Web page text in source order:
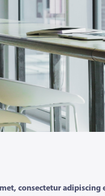
consectetur adipiscing